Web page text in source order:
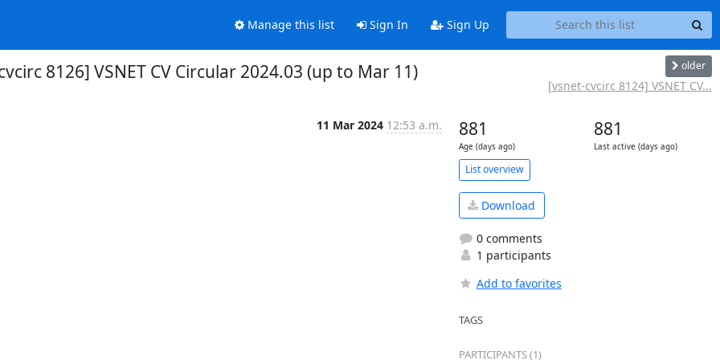
Manage this list Sign In Sign Up
8126] VSNET CV Circular 2024.03 (up to Mar 11) older
[vsnet-cvcirc 8124] VSNET CV...
11 Mar 2024 12:53 a.m. 881
Age (days ago)
881
Last active (days ago)
List overview
Download
0 comments
1 participants
Add to favorites
TAGS
PARTICIPANTS (1)